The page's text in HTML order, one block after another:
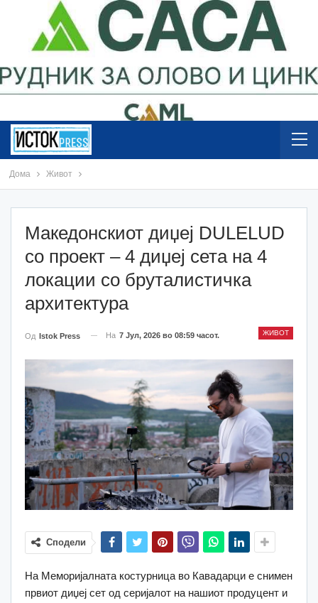
Дома Живот
Македонскиот диџеј DULELUD
со проект – 4 диџеј сета на 4
локации со бруталистичка
архитектура
ЖИВОТ
Од Istok Press На 7 Јул, 2026 во 08:59 часот.
Сподели
На Меморијалната костурница во Кавадарци е снимен
првиот диџеј сет од серијалот на нашиот продуцент и